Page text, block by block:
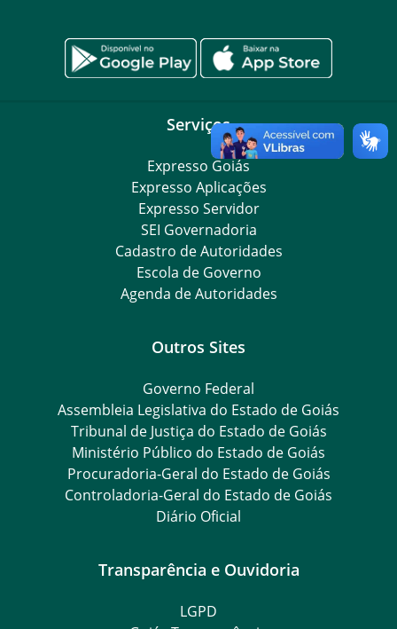
Serviços
Expresso Goiás
Expresso Aplicações
Expresso Servidor
SEI Governadoria
Cadastro de Autoridades
Escola de Governo
Agenda de Autoridades
Outros Sites
Governo Federal
Assembleia Legislativa do Estado de Goiás
Tribunal de Justiça do Estado de Goiás
Ministério Público do Estado de Goiás
Procuradoria-Geral do Estado de Goiás
Controladoria-Geral do Estado de Goiás
Diário Oficial
Transparência e Ouvidoria
LGPD